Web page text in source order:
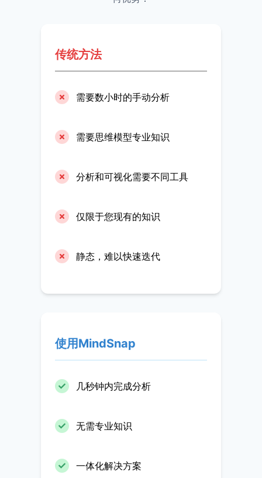
传统方法
需要数小时的手动分析
需要思维模型专业知识
分析和可视化需要不同工具
仅限于您现有的知识
静态，难以快速迭代
使用MindSnap
几秒钟内完成分析
无需专业知识
一体化解决方案